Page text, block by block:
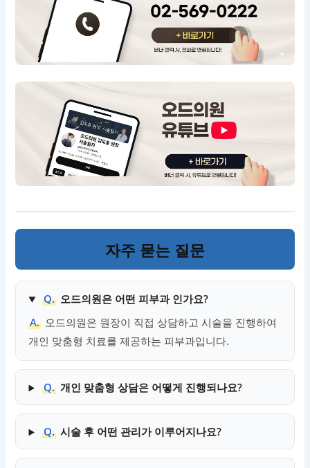
자주 묻는 질문
Q. 오드의원은 어떤 피부과 인가요?
A. 오드의원은 원장이 직접 상담하고 시술을 진행하여
개인 맞춤형 치료를 제공하는 피부과입니다.
Q. 개인 맞춤형 상담은 어떻게 진행되나요?
Q. 시술 후 어떤 관리가 이루어지나요?